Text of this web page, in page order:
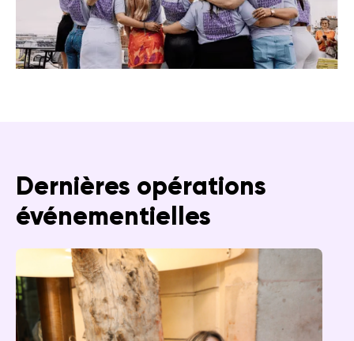
Dernières opérations
événementielles